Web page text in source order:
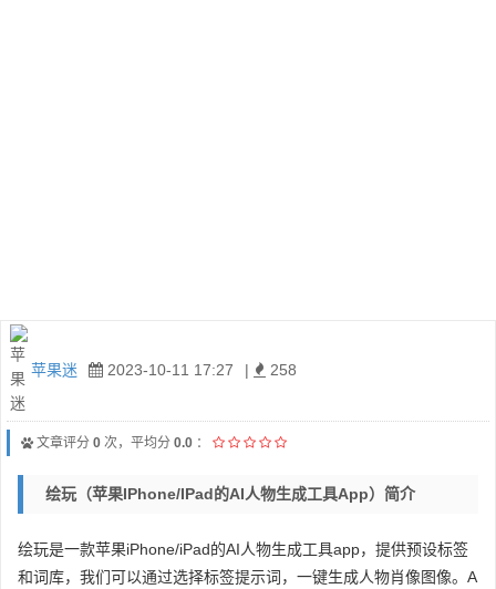
苹果迷 2023-10-11 17:27 | 258
文章评分 0 次，平均分 0.0 ：
绘玩（苹果iPhone/iPad的AI人物生成工具app）简介
绘玩是一款苹果iPhone/iPad的AI人物生成工具app，提供预设标签
和词库，我们可以通过选择标签提示词，一键生成人物肖像图像。A